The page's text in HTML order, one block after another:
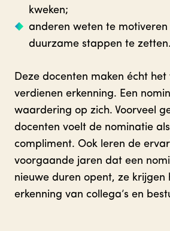
kweken;
anderen weten te motiveren
duurzame stappen te zetten.
Deze docenten maken écht
verdienen erkenning. Een
waardering op zich. Voorveel
docenten voelt de nominatie
compliment. Ook leren de
voorgaande jaren dat een
nieuwe duren opent, ze krijgen
erkenning van collega’s en